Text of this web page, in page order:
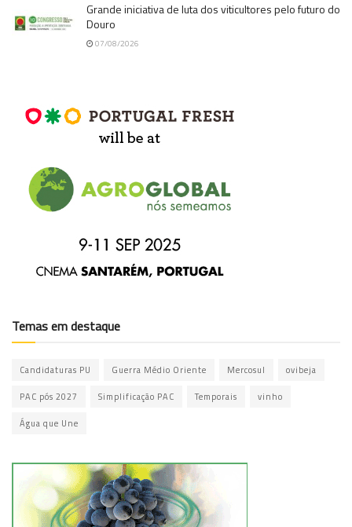
Grande iniciativa de luta dos viticultores pelo futuro do
Douro
07/08/2026
Temas em destaque
Candidaturas PU Guerra Médio Oriente Mercosul ovibeja
PAC pós 2027 Simplificação PAC Temporais vinho
Água que Une